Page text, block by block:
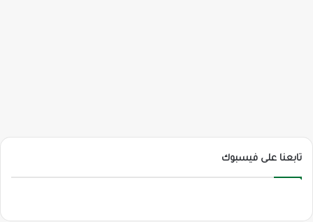
تابعنا على فيسبوك